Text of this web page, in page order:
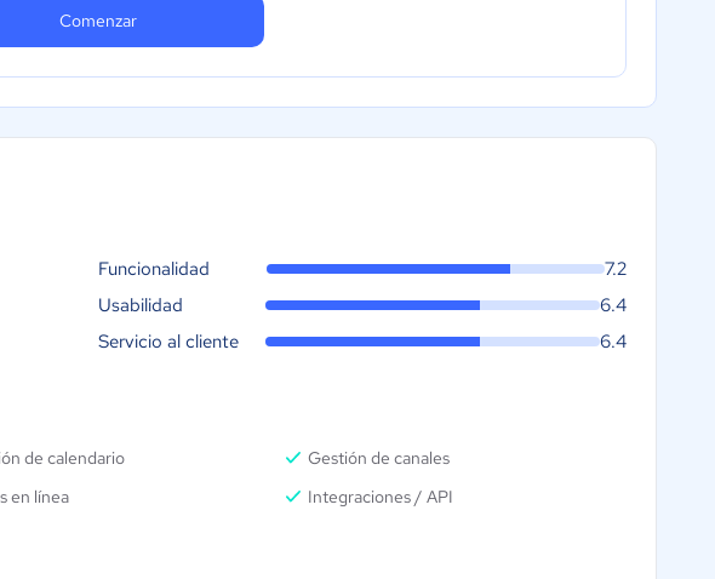
Comenzar
Funcionalidad
7.2
Usabilidad
6.4
Servicio al cliente
6.4
de calendario
Gestión de canales
en línea
Integraciones / API